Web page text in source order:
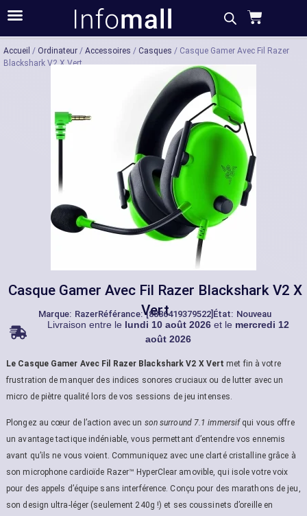
Acheter Description Caractéristiques
Accueil / Ordinateur / Accessoires / Casques / Casque Gamer Avec Fil Razer
Blackshark V2 X Vert
Casque Gamer Avec Fil Razer Blackshark V2 X
Vert
Marque: RazerRéférance: [8886419379522] État: Nouveau
Livraison entre le lundi 10 août 2026et le mercredi 12
août 2026
Le Casque Gamer Avec Fil Razer Blackshark V2 X Vert met fin à votre
frustration de manquer des indices sonores cruciaux ou de lutter avec un
micro de piètre qualité lors de vos sessions de jeu intenses.
Plongez au cœur de l’action avec un son surround 7.1 immersif qui vous offre
un avantage tactique indéniable, vous permettant d’entendre vos ennemis
avant qu’ils ne vous voient. Communiquez avec une clarté cristalline grâce à
son microphone cardioïde Razer™ HyperClear amovible, qui isole votre voix
pour des appels d’équipe sans interférence. Conçu pour des marathons de jeu,
son design ultra-léger (seulement 240g !) et ses coussinets d’oreille en